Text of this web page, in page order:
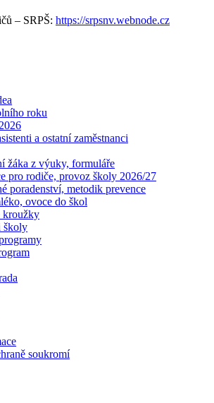
– SRPŠ: https://srpsnv.webnode.cz
roku
a ostatní zaměstnanci
žáka z výuky, formuláře
pro rodiče, provoz školy 2026/27
poradenství, metodik prevence
ovoce do škol
kroužky
školy
soukromí